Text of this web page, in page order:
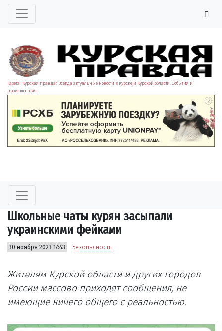
Газета "Курская правда". Всегда актуальные новости в Курске и Курской области. События и
происшествия.
Школьные чаты курян засыпали
украинскими фейками
30 ноября 2023 17:43 Безопасность
Жителям Курской области и других городов
России массово приходят сообщения, не
имеющие ничего общего с реальностью.